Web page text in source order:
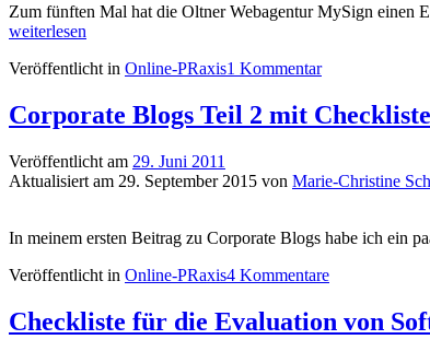
Zum fünften Mal hat die Oltner Webagentur MySign einen
weiterlesen
Veröffentlicht in Online-PRaxis1 Kommentar
Corporate Blogs Teil 2 mit Checkliste
Veröffentlicht am 29. Juni 2011
Aktualisiert am 29. September 2015 von Marie-Christine
In meinem ersten Beitrag zu Corporate Blogs habe ich ein
Veröffentlicht in Online-PRaxis4 Kommentare
Checkliste für die Evaluation von